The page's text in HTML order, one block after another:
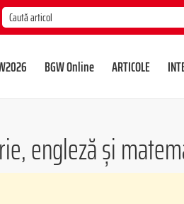
BGW Online ARTICOLE
engleză și